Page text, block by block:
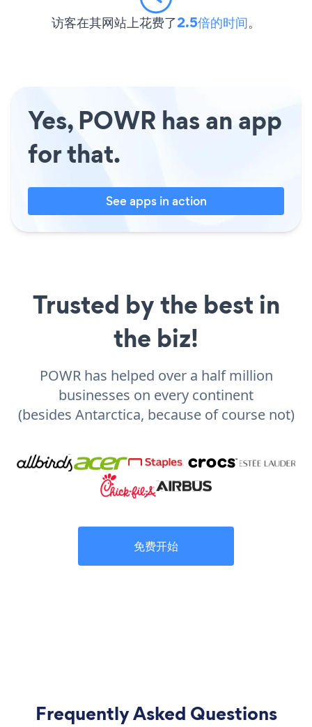
访客在其网站上花费了2.5倍的时间。
Yes, POWR has an app
for that.
See apps in action
Trusted by the best in
the biz!
POWR has helped over a half million
businesses on every continent
(besides Antarctica, because of course not)
免费开始
Frequently Asked Questions